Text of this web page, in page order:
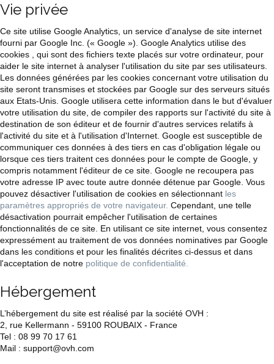
Vie privée
Ce site utilise Google Analytics, un service d'analyse de site internet
fourni par Google Inc. (« Google »). Google Analytics utilise des
cookies , qui sont des fichiers texte placés sur votre ordinateur, pour
aider le site internet à analyser l'utilisation du site par ses utilisateurs.
Les données générées par les cookies concernant votre utilisation du
site seront transmises et stockées par Google sur des serveurs situés
aux Etats-Unis. Google utilisera cette information dans le but d'évaluer
votre utilisation du site, de compiler des rapports sur l'activité du site à
destination de son éditeur et de fournir d'autres services relatifs à
l'activité du site et à l'utilisation d'Internet. Google est susceptible de
communiquer ces données à des tiers en cas d'obligation légale ou
lorsque ces tiers traitent ces données pour le compte de Google, y
compris notamment l'éditeur de ce site. Google ne recoupera pas
votre adresse IP avec toute autre donnée détenue par Google. Vous
pouvez désactiver l'utilisation de cookies en sélectionnant les
paramètres appropriés de votre navigateur. Cependant, une telle
désactivation pourrait empêcher l'utilisation de certaines
fonctionnalités de ce site. En utilisant ce site internet, vous consentez
expressément au traitement de vos données nominatives par Google
dans les conditions et pour les finalités décrites ci-dessus et dans
l'acceptation de notre politique de confidentialité.
Hébergement
L’hébergement du site est réalisé par la société OVH :
2, rue Kellermann - 59100 ROUBAIX - France
Tel : 08 99 70 17 61
Mail : support@ovh.com